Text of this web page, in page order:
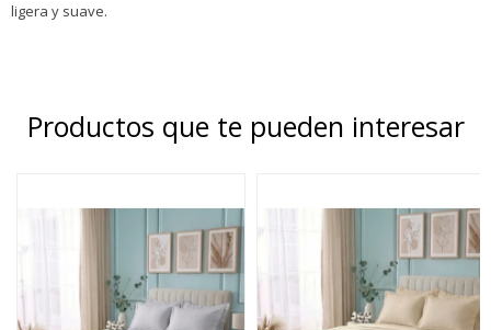
ligera y suave.
Productos que te pueden interesar